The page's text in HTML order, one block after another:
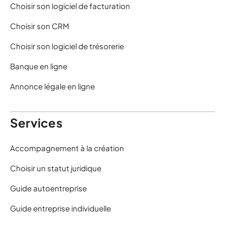
Choisir son logiciel de facturation
Choisir son CRM
Choisir son logiciel de trésorerie
Banque en ligne
Annonce légale en ligne
Services
Accompagnement à la création
Choisir un statut juridique
Guide autoentreprise
Guide entreprise individuelle